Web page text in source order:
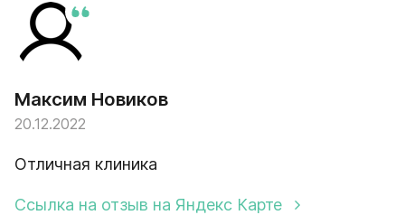
Максим Новиков
20.12.2022
Отличная клиника
Ссылка на отзыв на Яндекс Карте